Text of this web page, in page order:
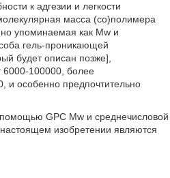
к адгезии и легкости
масса (со)полимера
упоминаемая как Mw и
гель-проникающей
будет описан позже],
6000-100000, более
и особенно предпочтительно
GPC Mw и среднечисловой
изобретении являются